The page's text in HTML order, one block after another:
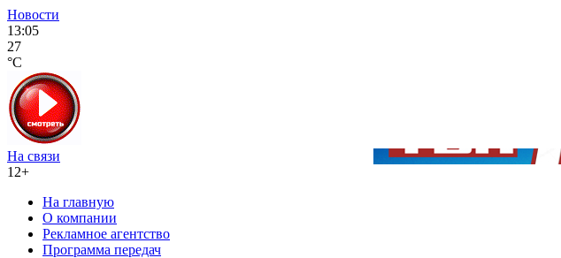
Новости
13:05
27
°C
На связи
12+
На главную
О компании
Рекламное агентство
Программа передач